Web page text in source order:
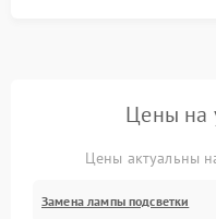
Цены на
Цены актуальны
Замена лампы подсветки